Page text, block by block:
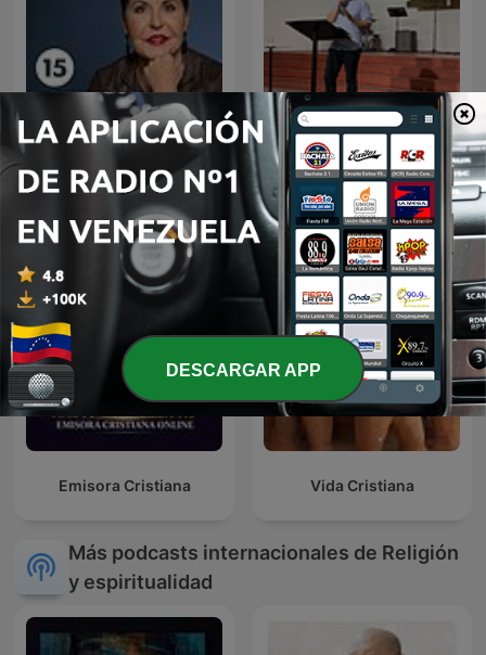
Joyce Meyer Enjoying
Everyday Life® Radio
Podcast
Prédicas
Emisora Cristiana Vida Cristiana
Más podcasts internacionales de Religión
y espiritualidad
DESCARGAR APP